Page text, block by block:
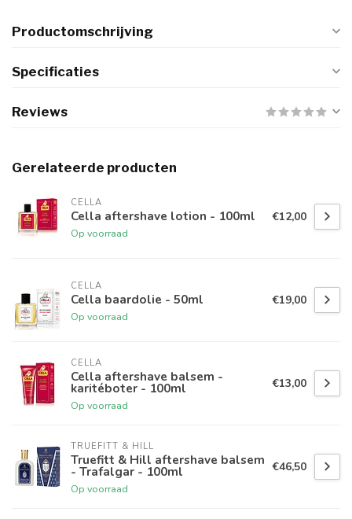
Productomschrijving
Specificaties
Reviews
Gerelateerde producten
CELLA
Cella aftershave lotion - 100ml
Op voorraad
€12,00
CELLA
Cella baardolie - 50ml
Op voorraad
€19,00
CELLA
Cella aftershave balsem -
karitéboter - 100ml
Op voorraad
€13,00
TRUEFITT & HILL
Truefitt & Hill aftershave balsem
- Trafalgar - 100ml
Op voorraad
€46,50